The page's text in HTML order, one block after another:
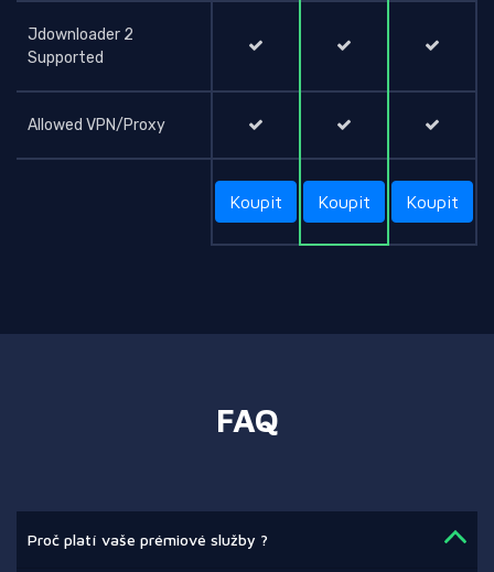
Jdownloader 2
Supported
Allowed VPN/Proxy
Koupit Koupit Koupit
FAQ
Proč platí vaše prémiové služby ?